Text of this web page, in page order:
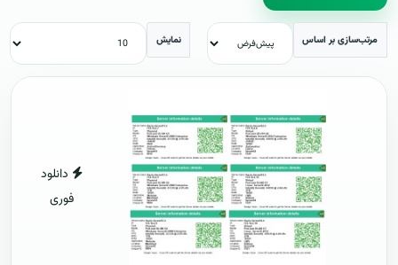
مرتب‌سازی بر اساس نمایش
دانلود
فوری